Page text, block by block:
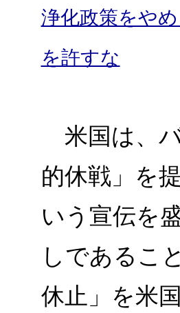
浄化政策をや
を許すな
米国は、
的休戦」を
いう宣伝を
しであるこ
休止」を米